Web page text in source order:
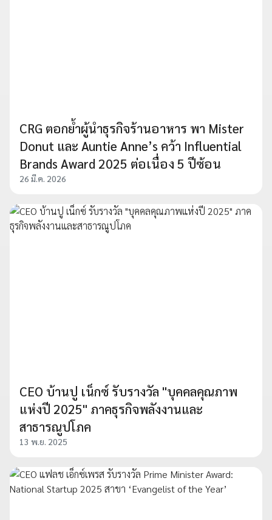
CRG ตอกย้ำผู้นำธุรกิจร้านอาหาร พา Mister
Donut และ Auntie Anne’s คว้า Influential
Brands Award 2025 ต่อเนื่อง 5 ปีซ้อน
26 มี.ค. 2026
CEO บ้านปู เน็กซ์ รับรางวัล "บุคคลคุณภาพ
แห่งปี 2025" ภาคธุรกิจพลังงานและ
สาธารณูปโภค
13 พ.ย. 2025